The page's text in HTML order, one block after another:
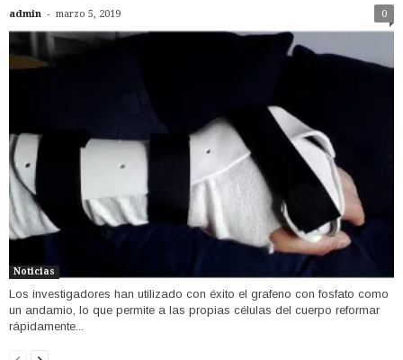
admin - marzo 5, 2019 0
Noticias
Los investigadores han utilizado con éxito el grafeno con fosfato como
un andamio, lo que permite a las propias células del cuerpo reformar
rápidamente...